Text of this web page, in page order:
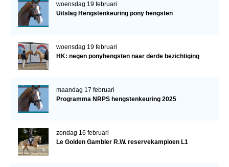
woensdag 19 februari
Uitslag Hengstenkeuring pony hengsten
woensdag 19 februari
HK: negen ponyhengsten naar derde bezichtiging
maandag 17 februari
Programma NRPS hengstenkeuring 2025
zondag 16 februari
Le Golden Gambler R.W. reservekampioen L1